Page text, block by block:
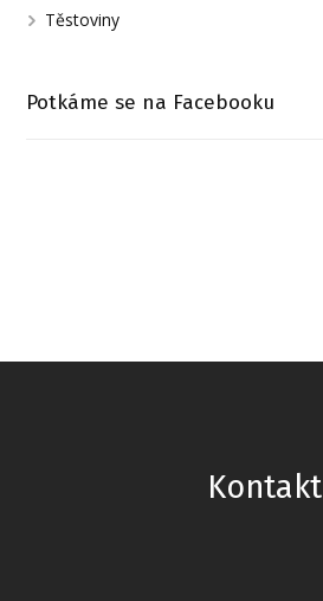
Těstoviny
Potkáme se na Facebooku
Kontakt